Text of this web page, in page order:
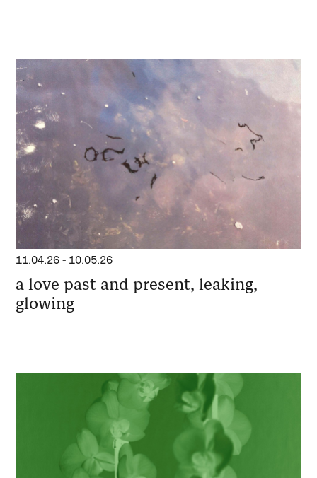
11.04.26 - 10.05.26
a love past and present, leaking,
glowing